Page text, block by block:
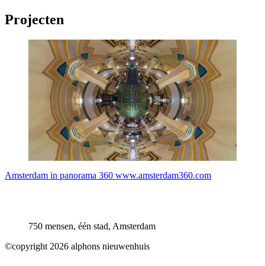
Projecten
Amsterdam in panorama 360 www.amsterdam360.com
750 mensen, één stad, Amsterdam
©copyright 2026 alphons nieuwenhuis